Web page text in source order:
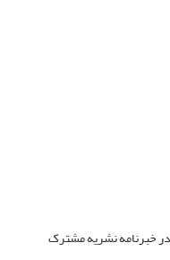
در خبرنامه نشریه مشترک